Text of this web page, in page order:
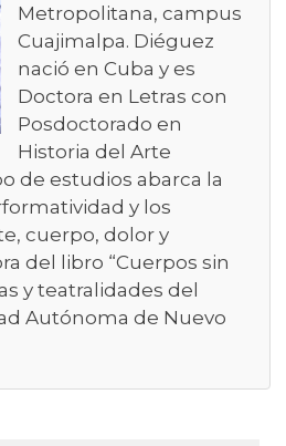
Metropolitana, campus
Cuajimalpa. Diéguez
nació en Cuba y es
Doctora en Letras con
Posdoctorado en
Historia del Arte
de estudios abarca la
y los
cuerpo, dolor y
del libro “Cuerpos sin
y teatralidades del
Autónoma de Nuevo